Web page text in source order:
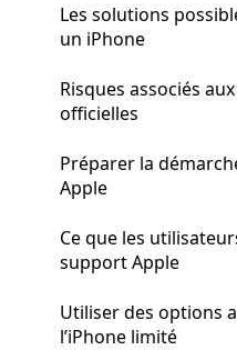
Les solutions
un iPhone
Risques associés
officielles
Préparer la
Apple
Ce que les
support Apple
Utiliser des options
l’iPhone limité